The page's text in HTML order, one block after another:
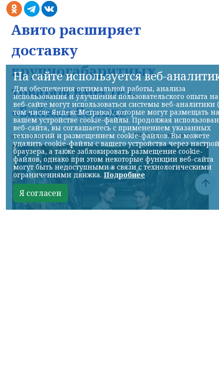
Авито расширяет
доставку
крупногабаритных
товаров вместе с
«Байкал Сервис»
06.08.2026 21:22 НИА-Красноярск
На сайте используется веб-
Для обеспечения оптимальной работы, анализа
использования и улучшения пользовательского опыта на
веб-сайте могут использоваться системы веб-аналитики
том числе Яндекс.Метрика), которые могут размещать на
вашем устройстве cookie-файлы. Продолжая
веб-сайта, вы соглашаетесь с применением указанных
технологий и размещением cookie-файлов. Вы можете
удалить cookie-файлы с вашего устройства через
браузера, а также заблокировать размещение cookie-
файлов, однако при этом некоторые функции веб-сайта
могут быть недоступными в связи с технологическими
ограничениями движка. Подробнее
Я согласен